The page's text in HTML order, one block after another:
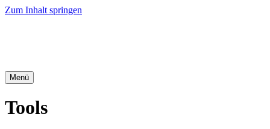
Zum Inhalt springen
Menü
Tools